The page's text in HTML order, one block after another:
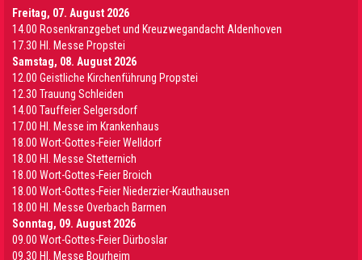
Freitag, 07. August 2026
14.00 Rosenkranzgebet und Kreuzwegandacht Aldenhoven
17.30 Hl. Messe Propstei
Samstag, 08. August 2026
12.00 Geistliche Kirchenführung Propstei
12.30 Trauung Schleiden
14.00 Tauffeier Selgersdorf
17.00 Hl. Messe im Krankenhaus
18.00 Wort-Gottes-Feier Welldorf
18.00 Hl. Messe Stetternich
18.00 Wort-Gottes-Feier Broich
18.00 Wort-Gottes-Feier Niederzier-Krauthausen
18.00 Hl. Messe Overbach Barmen
Sonntag, 09. August 2026
09.00 Wort-Gottes-Feier Dürboslar
09.30 HI. Messe Bourheim